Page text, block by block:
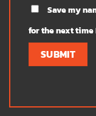
Save my
for the next time